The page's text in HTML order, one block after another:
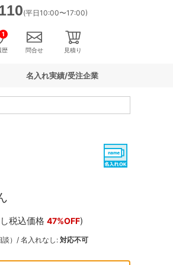
(平日10:00〜17:00)
歴
1
問合せ 見積り
名入れ実績/受注企業
税込価格 47%OFF)
談）/ 名入れなし: 対応不可